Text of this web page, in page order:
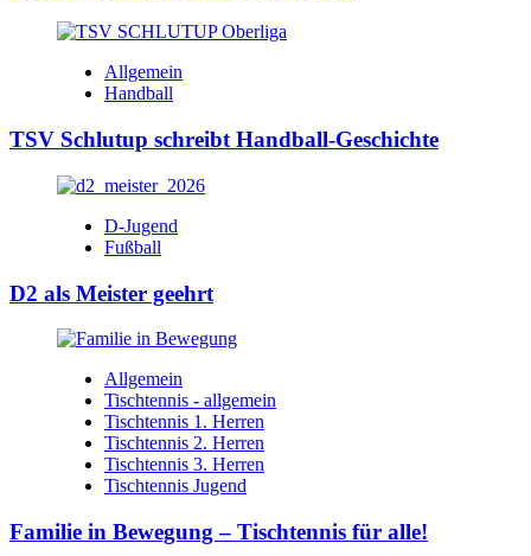
Allgemein
Handball
TSV Schlutup schreibt Handball-Geschichte
D-Jugend
Fußball
D2 als Meister geehrt
Allgemein
Tischtennis - allgemein
Tischtennis 1. Herren
Tischtennis 2. Herren
Tischtennis 3. Herren
Tischtennis Jugend
Familie in Bewegung – Tischtennis für alle!